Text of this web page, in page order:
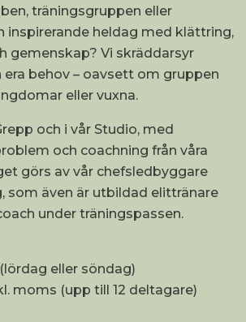
träningsgruppen eller
inspirerande heldag med klättring,
gemenskap? Vi skräddarsyr
era behov – oavsett om gruppen
eller vuxna.
och i vår Studio, med
och coachning från våra
görs av vår chefsledbyggare
som även är utbildad elittränare
under träningspassen.
eller söndag)
moms (upp till 12 deltagare)